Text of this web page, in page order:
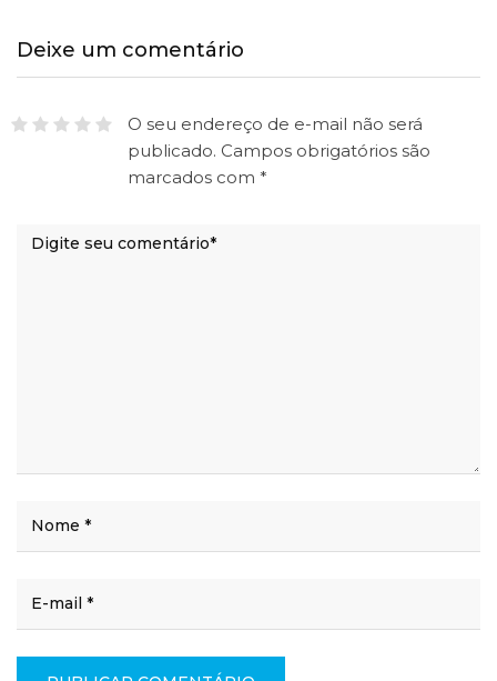
Deixe um comentário
O seu endereço de e-mail não será
publicado. Campos obrigatórios são
marcados com *